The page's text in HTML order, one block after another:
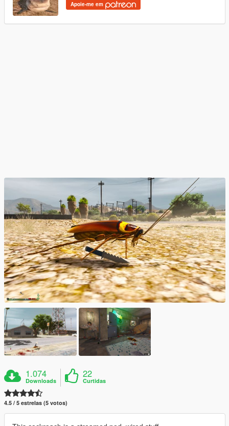
Apoie-me em
1.074
Downloads
22
Curtidas
4.5 / 5 estrelas (5 votos)